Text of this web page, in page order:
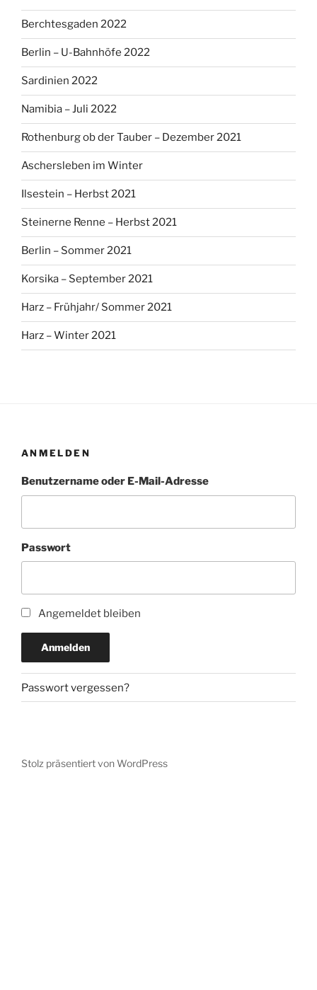
Berchtesgaden 2022
Berlin – U-Bahnhöfe 2022
Sardinien 2022
Namibia – Juli 2022
Rothenburg ob der Tauber – Dezember 2021
Aschersleben im Winter
Ilsestein – Herbst 2021
Steinerne Renne – Herbst 2021
Berlin – Sommer 2021
Korsika – September 2021
Harz – Frühjahr/ Sommer 2021
Harz – Winter 2021
ANMELDEN
Benutzername oder E-Mail-Adresse
Passwort
Angemeldet bleiben
Anmelden
Passwort vergessen?
Stolz präsentiert von WordPress